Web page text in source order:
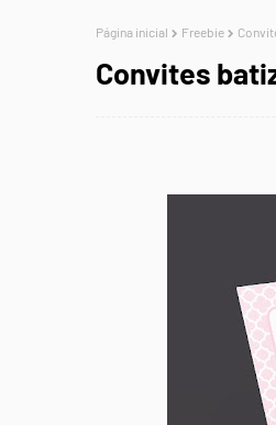
Página inicial Freebie
Convites